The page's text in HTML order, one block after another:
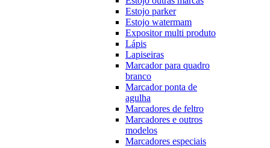
Estojo parker
Estojo watermam
Expositor multi produto
Lápis
Lapiseiras
Marcador para quadro
branco
Marcador ponta de
agulha
Marcadores de feltro
Marcadores e outros
modelos
Marcadores especiais